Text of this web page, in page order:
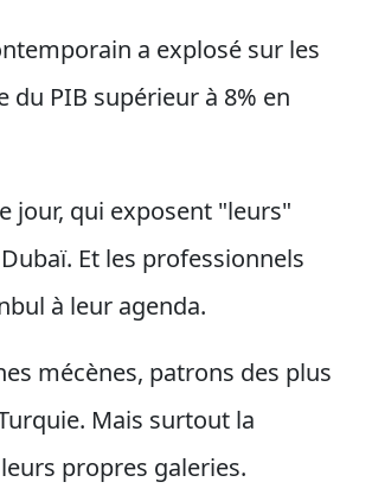
a explosé sur les
PIB supérieur à 8% en
jour, qui exposent "leurs"
Et les professionnels
à leur agenda.
mécènes, patrons des plus
Mais surtout la
propres galeries.